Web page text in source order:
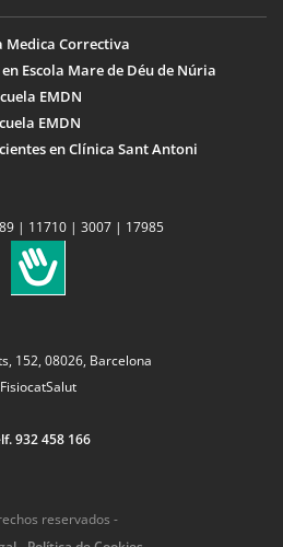
Medica Correctiva
Escola Mare de Déu de Núria
EMDN
EMDN
en Clínica Sant Antoni
| 11710 | 3007 | 17985
152, 08026, Barcelona
FisiocatSalut
932 458 166
reservados -